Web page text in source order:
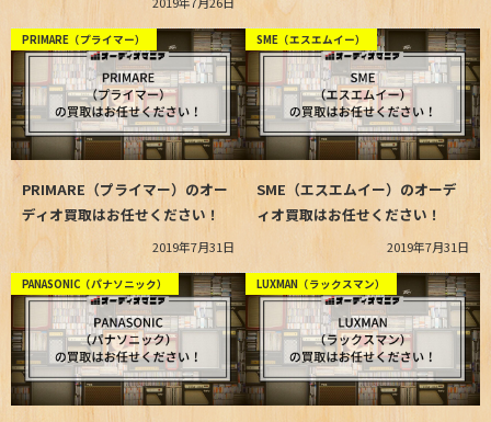
PRIMARE（プライマー）
PRIMARE（プライマー）のオー
ディオ買取はお任せください！
2019年7月31日
SME（エスエムイー）
SME（エスエムイー）のオーデ
ィオ買取はお任せください！
2019年7月31日
PANASONIC（パナソニック） LUXMAN（ラックスマン）